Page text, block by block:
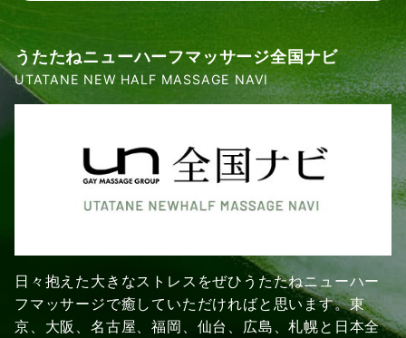
うたたねニューハーフマッサージ全国ナビ
UTATANE NEW HALF MASSAGE NAVI
日々抱えた大きなストレスをぜひうたたねニューハー
フマッサージで癒していただければと思います。東
京、大阪、名古屋、福岡、仙台、広島、札幌と日本全